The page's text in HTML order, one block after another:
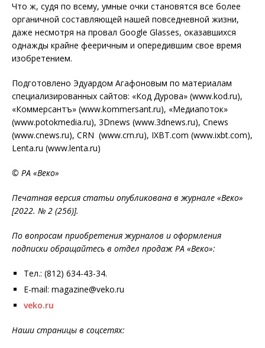
Что ж, судя по всему, умные очки становятся все более
органичной составляющей нашей повседневной жизни,
даже несмотря на провал Google Glasses, оказавшихся
однажды крайне фееричным и опередившим свое время
изобретением.
Подготовлено Эдуардом Агафоновым по материалам
специализированных сайтов: «Код Дурова» (www.kod.ru),
«Коммерсантъ» (www.kommersant.ru), «Медиапоток»
(www.potokmedia.ru), 3Dnews (www.3dnews.ru), Cnews
(www.cnews.ru), CRN (www.crn.ru), IXBT.com (www.ixbt.com),
Lenta.ru (www.lenta.ru)
© РА «Веко»
Печатная версия статьи опубликована в журнале «Веко»
[2022. № 2 (256)].
По вопросам приобретения журналов и оформления
подписки обращайтесь в отдел продаж РА «Веко»:
Тел.: (812) 634-43-34.
E-mail: magazine@veko.ru
veko.ru
Наши страницы в соцсетях: